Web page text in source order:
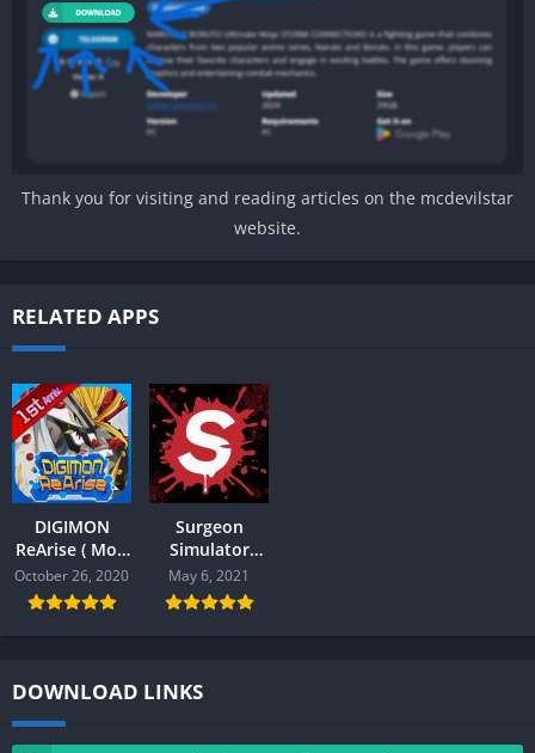
Thank you for visiting and reading articles on the mcdevilstar
website.
RELATED APPS
DIGIMON
ReArise ( Mod
) v.2.2.1
Android
October 26, 2020
Surgeon
Simulator
Mod Android
May 6, 2021
DOWNLOAD LINKS